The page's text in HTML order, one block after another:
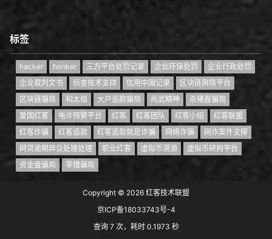
标签
hacker honker 三方平台处罚记录 企业环保处罚
企业行政处罚
企业裁判文书
侦查技术支持 信用中国记录
区块链舆情平台
区块链骗局
和太极 大户追款骗局 尚武精神
杀猪盘骗局
爱国红客
电诈预警平台 红客 红客团队 红客小组
红客联盟
红客诈骗
红客追款 红客追款就是诈骗 网络诈骗
网诈案件支撑
网贷逾期异议处理处理
职业红客 虚拟币溯源
虚拟币研判平台
资金盘骗局
零撸骗局
Copyright © 2026 红客技术联盟
京ICP备18033743号-4
查询 7 次，耗时 0.1973 秒